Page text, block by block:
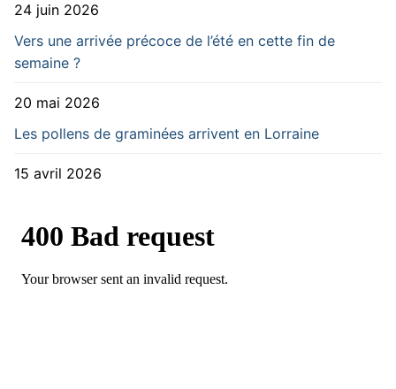
24 juin 2026
Vers une arrivée précoce de l’été en cette fin de
semaine ?
20 mai 2026
Les pollens de graminées arrivent en Lorraine
15 avril 2026